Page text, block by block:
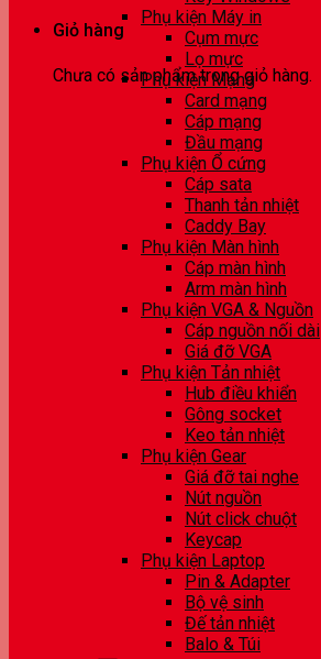
Giỏ hàng
Chưa có sản phẩm trong giỏ hàng.
Phụ kiện Máy in
Cụm mực
Lọ mực
Phụ kiện Mạng
Card mạng
Cáp mạng
Đầu mạng
Phụ kiện Ổ cứng
Cáp sata
Thanh tản nhiệt
Caddy Bay
Phụ kiện Màn hình
Cáp màn hình
Arm màn hình
Phụ kiện VGA & Nguồn
Cáp nguồn nối dài
Giá đỡ VGA
Phụ kiện Tản nhiệt
Hub điều khiển
Gông socket
Keo tản nhiệt
Phụ kiện Gear
Giá đỡ tai nghe
Nút nguồn
Nút click chuột
Keycap
Phụ kiện Laptop
Pin & Adapter
Bộ vệ sinh
Đế tản nhiệt
Balo & Túi